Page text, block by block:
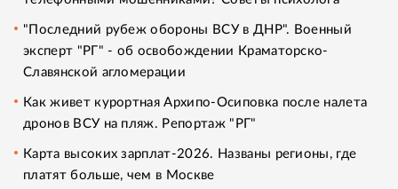
"Последний рубеж обороны ВСУ в ДНР". Военный
эксперт "РГ" - об освобождении Краматорско-
Славянской агломерации
Как живет курортная Архипо-Осиповка после налета
дронов ВСУ на пляж. Репортаж "РГ"
Карта высоких зарплат-2026. Названы регионы, где
платят больше, чем в Москве